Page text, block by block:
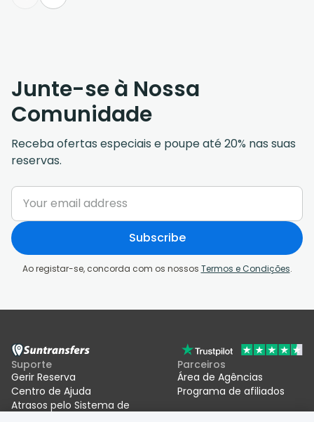
Junte-se à Nossa
Comunidade
Receba ofertas especiais e poupe até 20% nas suas
reservas.
Subscribe
Ao registar-se, concorda com os nossos Termos e Condições.
Suporte
Gerir Reserva
Centro de Ajuda
Atrasos pelo Sistema de
Parceiros
Área de Agências
Programa de afiliados